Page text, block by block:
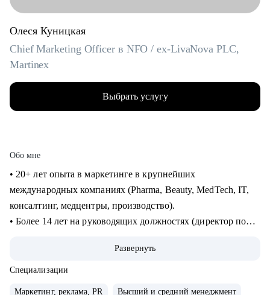
Олеся Куницкая
Chief Marketing Officer в NFO / ex-LivaNova PLC,
Martinex
Выбрать услугу
Обо мне
• 20+ лет опыта в маркетинге в крупнейших
международных компаниях (Pharma, Beauty, MedTech, IT,
консалтинг, медцентры, производство).
• Более 14 лет на руководящих должностях (директор по
• Обширная экспертиза в стратегическом планировании,
консалтинге, запуске новых продуктов и направлений,
Развернуть
Специализации
Маркетинг, реклама, PR Высший и средний менеджмент